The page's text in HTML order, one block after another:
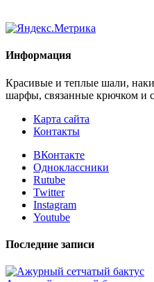
Информация
Красивые и теплые шали,
шарфы, связанные крючком и
Карта сайта
Контакты
ВКонтакте
Одноклассники
Rutube
Twitter
Instagram
Youtube
Последние записи